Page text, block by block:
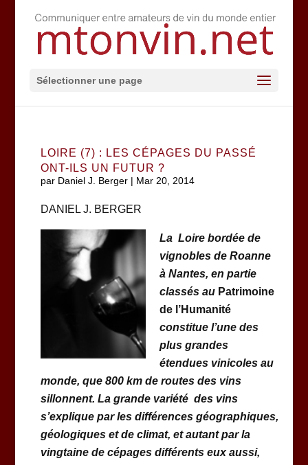
Sélectionner une page
LOIRE (7) : LES CÉPAGES DU PASSÉ
ONT-ILS UN FUTUR ?
par Daniel J. Berger| Mar 20, 2014
DANIEL J. BERGER
La Loire bordée de
vignobles de Roanne
à Nantes, en partie
classés au Patrimoine
de l’Humanité
constitue l’une des
plus grandes
étendues vinicoles au
monde, que 800 km de routes des vins
sillonnent. La grande variété des vins
s’explique par les différences géographiques,
géologiques et de climat, et autant par la
vingtaine de cépages différents eux aussi,